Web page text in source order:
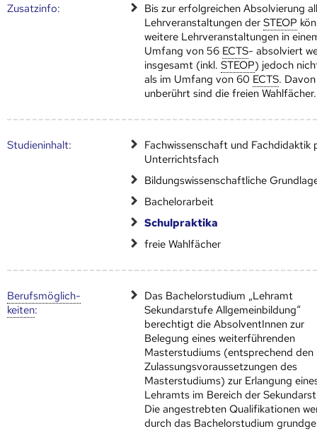
Zusatz­info:
Bis zur erfolgreichen Absolvierung
Lehrveranstaltungen derSTEOP
weitere Lehrveranstaltungen in
Umfang von 56 ECTS- absolviert
insgesamt (inkl.STEOP) jedoch
als im Umfang von 60 ECTS. Davon
unberührt sind die freien Wahlfächer.
Studien­inhalt:
Fachwissenschaft und Fachdidaktik
Unterrichtsfach
Bildungswissenschaftliche
Bachelorarbeit
Schulpraktika
freie Wahlfächer
Berufs­möglich­
keiten:
Das Bachelorstudium „Lehramt
Sekundarstufe Allgemeinbildung“
berechtigt die AbsolventInnen zur
Belegung eines weiterführenden
Masterstudiums (entsprechend den
Zulassungsvoraussetzungen des
Masterstudiums) zur Erlangung
Lehramts im Bereich der
Die angestrebten Qualifikationen
durch das Bachelorstudium